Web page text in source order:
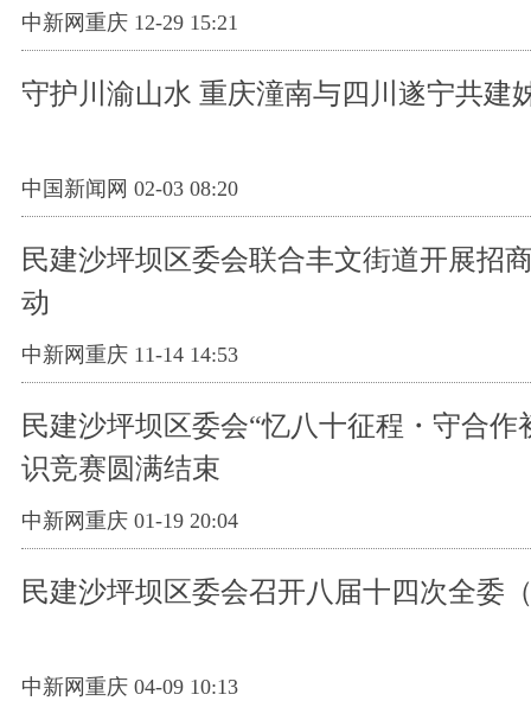
中新网重庆 12-29 15:21
守护川渝山水 重庆潼南与四川遂宁共建
中国新闻网 02-03 08:20
民建沙坪坝区委会联合丰文街道开展招
动
中新网重庆 11-14 14:53
民建沙坪坝区委会“忆八十征程・守合作
识竞赛圆满结束
中新网重庆 01-19 20:04
民建沙坪坝区委会召开八届十四次全委
中新网重庆 04-09 10:13